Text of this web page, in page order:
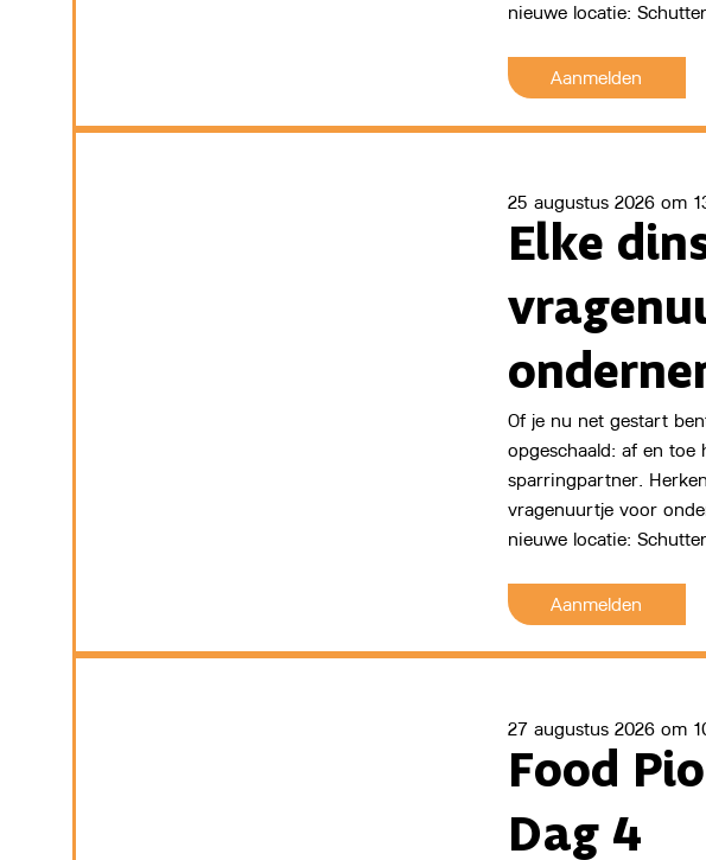
nieuwe locatie:
Aanmelden
25 augustus 2026 om
Elke
Of je nu net gestart
opgeschaald: af en toe
sparringpartner.
vragenuurtje voor
nieuwe locatie:
Aanmelden
27 augustus 2026 om
Food
Dag 4